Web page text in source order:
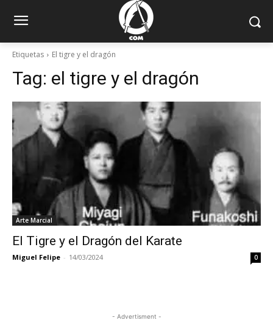
Etiquetas El tigre y el dragón
Tag: el tigre y el dragón
Arte Marcial
El Tigre y el Dragón del Karate
Miguel Felipe - 14/03/2024 0
- Advertisment -